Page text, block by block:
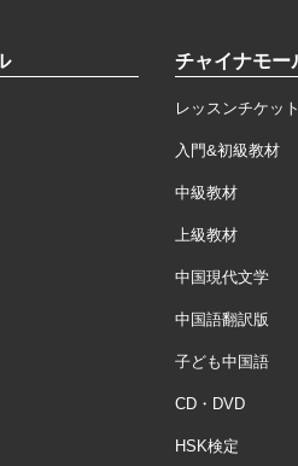
チャイナモー
レッスンチケット
入門&初級教材
中級教材
上級教材
中国現代文学
中国語翻訳版
子ども中国語
CD・DVD
HSK検定